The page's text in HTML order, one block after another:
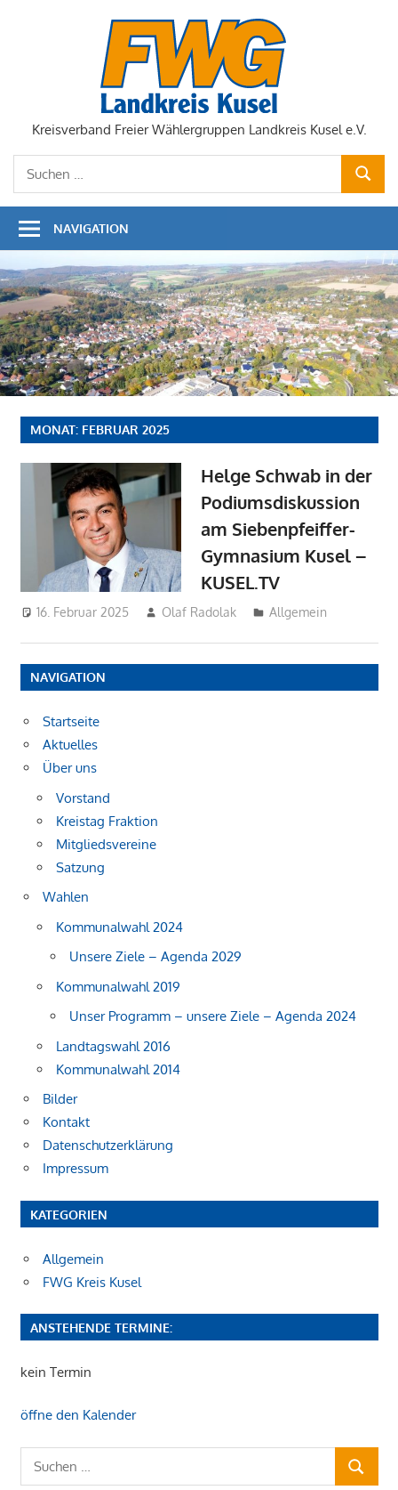
Kreisverband Freier Wählergruppen Landkreis Kusel e.V.
NAVIGATION
MONAT: FEBRUAR 2025
Helge Schwab in der
Podiumsdiskussion
am Siebenpfeiffer-
Gymnasium Kusel –
KUSEL.TV
16. Februar 2025 Olaf Radolak Allgemein
NAVIGATION
Startseite
Aktuelles
Über uns
Vorstand
Kreistag Fraktion
Mitgliedsvereine
Satzung
Wahlen
Kommunalwahl 2024
Unsere Ziele – Agenda 2029
Kommunalwahl 2019
Unser Programm – unsere Ziele – Agenda 2024
Landtagswahl 2016
Kommunalwahl 2014
Bilder
Kontakt
Datenschutzerklärung
Impressum
KATEGORIEN
Allgemein
FWG Kreis Kusel
ANSTEHENDE TERMINE:
kein Termin
öffne den Kalender
Suchen
nach:
SUCHEN